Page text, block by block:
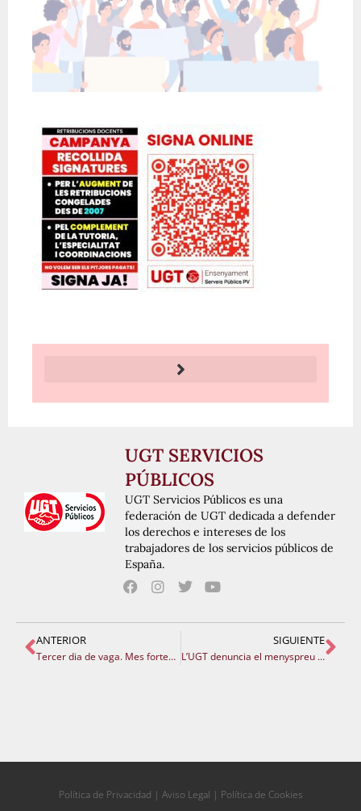
UGT SERVICIOS
PÚBLICOS
UGT Servicios Públicos es una
federación de UGT dedicada a defender
los derechos e intereses de los
trabajadores de los servicios públicos de
España.
ANTERIOR
Tercer dia de vaga. Mes fortes! Mobilitzacions en les tres capitals per exigir una negociació real.
SIGUIENTE
L’UGT denuncia el menyspreu històric de la Conselleria davant la mesa sectorial i la quarta jornada de vaga educativa
Política de Privacidad | Aviso Legal | Política de Cookies